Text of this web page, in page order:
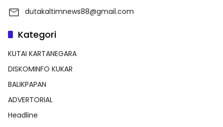
dutakaltimnews88@gmail.com
Kategori
KUTAI KARTANEGARA
DISKOMINFO KUKAR
BALIKPAPAN
ADVERTORIAL
Headline